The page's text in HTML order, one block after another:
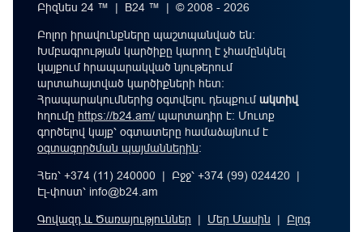
Բիզնես 24 ™ | B24 ™ | © 2008 - 2026
Բոլոր իրավունքները պաշտպանված են:
Խմբագրության կարծիքը կարող է չհամընկնել
կայքում հրապարակված նյութերում
արտահայտված կարծիքների հետ:
Հրապարակումներից օգտվելու դեպքումակտիվ
հղումը https://b24.am/ պարտադիր է: Մուտք
գործելով կայք՝ օգտատերը համաձայնում է
օգտագործման պայմաններին։
Հեռ՝ +374 (11) 240000 | Բջջ՝ +374 (99) 024420 |
Էլ-փոստ՝ info@b24.am
Գովազդ և Ծառայություններ | Մեր Մասին | Բլոգ